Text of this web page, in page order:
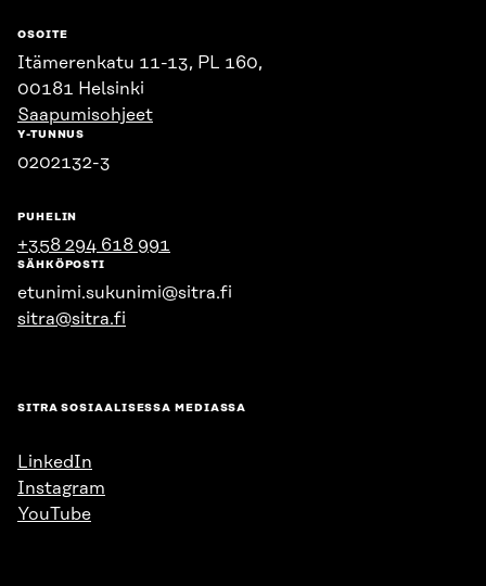
OSOITE
Itämerenkatu 11-13, PL 160,
00181 Helsinki
Saapumisohjeet
Y-TUNNUS
0202132-3
PUHELIN
+358 294 618 991
SÄHKÖPOSTI
etunimi.sukunimi@sitra.fi
sitra@sitra.fi
SITRA SOSIAALISESSA MEDIASSA
LinkedIn
Instagram
YouTube